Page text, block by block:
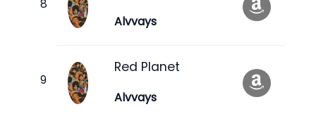
Alvvays
Red Planet
Alvvays